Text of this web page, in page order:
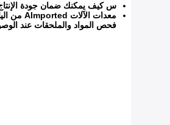
س كيف يمكنك ضمان جودة
معدات الآلات AImported من اليابان.
فحص المواد والملحقات عند